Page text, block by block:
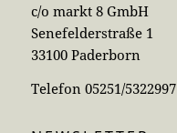
c/o markt 8 GmbH
Senefelderstraße 1
33100 Paderborn
Telefon 05251/5322997